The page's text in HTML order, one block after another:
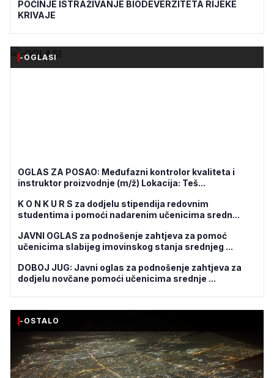
POČINJE ISTRAŽIVANJE BIODEVERZITETA RIJEKE
KRIVAJE
-OGLASI
OGLAS ZA POSAO: Međufazni kontrolor kvaliteta i
instruktor proizvodnje (m/ž) Lokacija: Teš...
K O N K U R S za dodjelu stipendija redovnim
studentima i pomoći nadarenim učenicima sredn...
JAVNI OGLAS za podnošenje zahtjeva za pomoć
učenicima slabijeg imovinskog stanja srednjeg ...
DOBOJ JUG: Javni oglas za podnošenje zahtjeva za
dodjelu novčane pomoći učenicima srednje ...
-OSTALO